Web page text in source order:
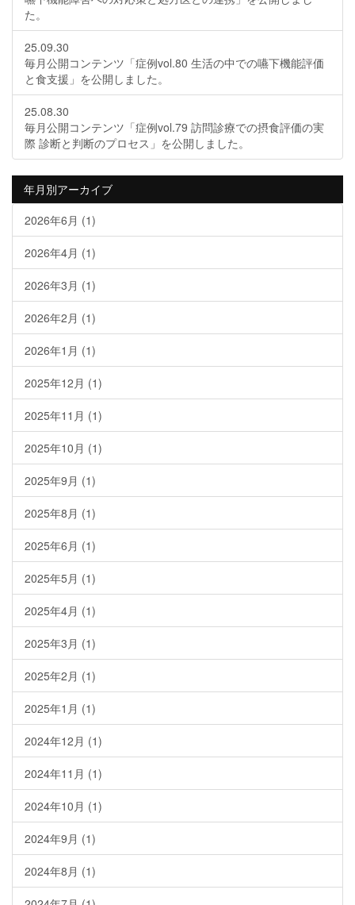
た。
25.09.30
毎月公開コンテンツ「症例vol.80 生活の中での嚥下機能評価
と食支援」を公開しました。
25.08.30
毎月公開コンテンツ「症例vol.79 訪問診療での摂食評価の実
際 診断と判断のプロセス」を公開しました。
年月別アーカイブ
2026年6月 (1)
2026年4月 (1)
2026年3月 (1)
2026年2月 (1)
2026年1月 (1)
2025年12月 (1)
2025年11月 (1)
2025年10月 (1)
2025年9月 (1)
2025年8月 (1)
2025年6月 (1)
2025年5月 (1)
2025年4月 (1)
2025年3月 (1)
2025年2月 (1)
2025年1月 (1)
2024年12月 (1)
2024年11月 (1)
2024年10月 (1)
2024年9月 (1)
2024年8月 (1)